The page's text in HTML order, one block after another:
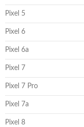
Pixel 5
Pixel 6
Pixel 6a
Pixel 7
Pixel 7 Pro
Pixel 7a
Pixel 8